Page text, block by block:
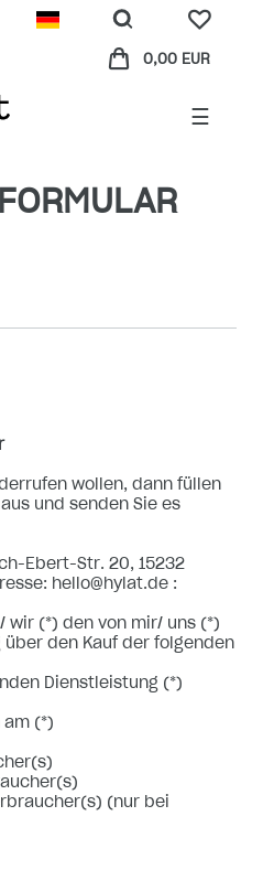
0,00 EUR
☰
wollen, dann füllen
und senden Sie es
Ebert-Str. 20, 15232
hello@hylat.de :
(*) den von mir/ uns (*)
den Kauf der folgenden
Dienstleistung (*)
(*)
(nur bei